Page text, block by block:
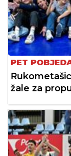
PET
žale za